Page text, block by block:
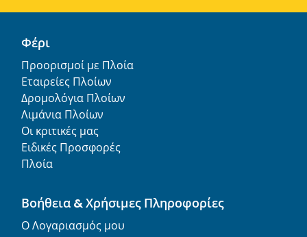
Φέρι
Προορισμοί με Πλοία
Εταιρείες Πλοίων
Δρομολόγια Πλοίων
Λιμάνια Πλοίων
Οι κριτικές μας
Ειδικές Προσφορές
Πλοία
Βοήθεια & Χρήσιμες Πληροφορίες
Ο Λογαριασμός μου